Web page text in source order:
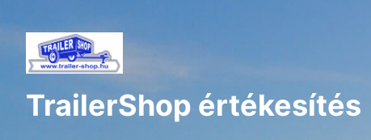
TrailerShop értékesítés